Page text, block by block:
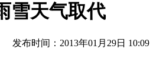
雪天气取代
发布时间：2013年01月29日 10:09